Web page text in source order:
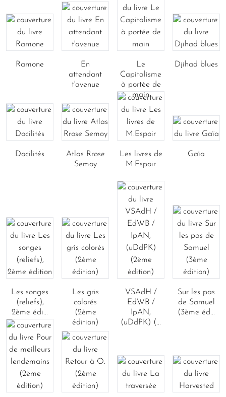
Ramone
En
attendant
t'avenue
Le
Capitalisme
à portée de
main
Djihad blues
Docilités
Atlas Rrose
Semoy
Les livres de
M.Espoir
Gaïa
Les songes
(reliefs),
2ème édi...
Les gris
colorés
(2ème
édition)
VSAdH /
EdWB /
IpAN,
(uDdPK) (...
Sur les pas
de Samuel
(3ème éd...